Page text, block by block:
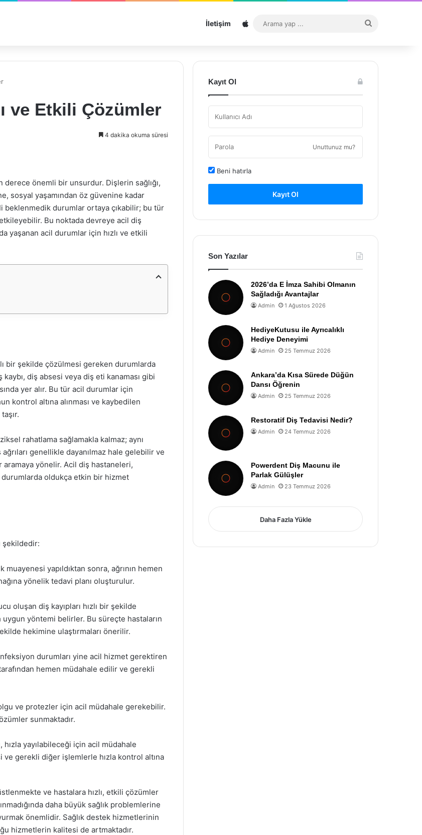
İletişim Sitemap
...
ve Etkili Çözümler
4 dakika okuma süresi
derece önemli bir unsurdur. Dişlerin sağlığı,
sosyal yaşamından öz güvenine kadar
durumlar ortaya çıkabilir; bu tür
Bu noktada devreye acil diş
yaşanan acil durumlar için hızlı ve etkili
bir şekilde çözülmesi gereken durumlarda
diş absesi veya diş eti kanaması gibi
yer alır. Bu tür acil durumlar için
kontrol altına alınması ve kaybedilen
rahatlama sağlamakla kalmaz; aynı
genellikle dayanılmaz hale gelebilir ve
yönelir. Acil diş hastaneleri,
oldukça etkin bir hizmet
şekildedir:
yapıldıktan sonra, ağrının hemen
yönelik tedavi planı oluşturulur.
oluşan diş kayıpları hızlı bir şekilde
yöntemi belirler. Bu süreçte hastaların
hekimine ulaştırmaları önerilir.
durumları yine acil hizmet gerektiren
hemen müdahale edilir ve gerekli
ve protezler için acil müdahale gerekebilir.
sunmaktadır.
yayılabileceği için acil müdahale
gerekli diğer işlemlerle hızla kontrol altına
ve hastalara hızlı, etkili çözümler
daha büyük sağlık problemlerine
önemlidir. Sağlık destek hizmetlerinin
hizmetlerin kalitesi de artmaktadır.
Kayıt Ol
Unuttunuz mu?
Beni hatırla
Kayıt Ol
Son Yazılar
2026’da E İmza Sahibi Olmanın
Sağladığı Avantajlar
Admin 1 Ağustos 2026
HediyeKutusu ile Ayrıcalıklı
Hediye Deneyimi
Admin 25 Temmuz 2026
Ankara’da Kısa Sürede Düğün
Dansı Öğrenin
Admin 25 Temmuz 2026
Restoratif Diş Tedavisi Nedir?
Admin 24 Temmuz 2026
Powerdent Diş Macunu ile
Parlak Gülüşler
Admin 23 Temmuz 2026
Daha Fazla Yükle